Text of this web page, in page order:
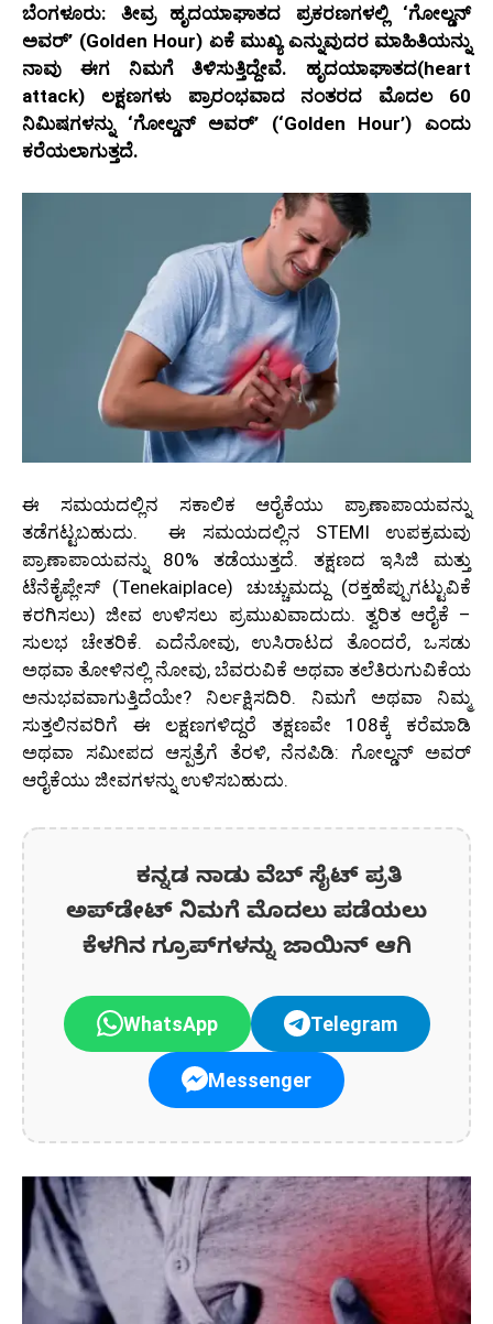
ಬೆಂಗಳೂರು: ತೀವ್ರ ಹೃದಯಾಘಾತದ ಪ್ರಕರಣಗಳಲ್ಲಿ ‘ಗೋಲ್ಡನ್
ಅವರ್’ (Golden Hour) ಏಕೆ ಮುಖ್ಯ ಎನ್ನುವುದರ ಮಾಹಿತಿಯನ್ನು
ನಾವು ಈಗ ನಿಮಗೆ ತಿಳಿಸುತ್ತಿದ್ದೇವೆ. ಹೃದಯಾಘಾತದ(heart
attack) ಲಕ್ಷಣಗಳು ಪ್ರಾರಂಭವಾದ ನಂತರದ ಮೊದಲ 60
ನಿಮಿಷಗಳನ್ನು ‘ಗೋಲ್ಡನ್ ಅವರ್’ (‘Golden Hour’) ಎಂದು
ಕರೆಯಲಾಗುತ್ತದೆ.
ಈ ಸಮಯದಲ್ಲಿನ ಸಕಾಲಿಕ ಆರೈಕೆಯು ಪ್ರಾಣಾಪಾಯವನ್ನು
ತಡೆಗಟ್ಟಬಹುದು. ಈ ಸಮಯದಲ್ಲಿನ STEMI ಉಪಕ್ರಮವು
ಪ್ರಾಣಾಪಾಯವನ್ನು 80% ತಡೆಯುತ್ತದೆ. ತಕ್ಷಣದ ಇಸಿಜಿ ಮತ್ತು
ಟೆನೆಕೈಪ್ಲೇಸ್ (Tenekaiplace) ಚುಚ್ಚುಮದ್ದು (ರಕ್ತಹೆಪ್ಪುಗಟ್ಟುವಿಕೆ
ಕರಗಿಸಲು) ಜೀವ ಉಳಿಸಲು ಪ್ರಮುಖವಾದುದು. ತ್ವರಿತ ಆರೈಕೆ –
ಸುಲಭ ಚೇತರಿಕೆ. ಎದೆನೋವು, ಉಸಿರಾಟದ ತೊಂದರೆ, ಒಸಡು
ಅಥವಾ ತೋಳಿನಲ್ಲಿ ನೋವು, ಬೆವರುವಿಕೆ ಅಥವಾ ತಲೆತಿರುಗುವಿಕೆಯ
ಅನುಭವವಾಗುತ್ತಿದೆಯೇ? ನಿರ್ಲಕ್ಷಿಸದಿರಿ. ನಿಮಗೆ ಅಥವಾ ನಿಮ್ಮ
ಸುತ್ತಲಿನವರಿಗೆ ಈ ಲಕ್ಷಣಗಳಿದ್ದರೆ ತಕ್ಷಣವೇ 108ಕ್ಕೆ ಕರೆಮಾಡಿ
ಅಥವಾ ಸಮೀಪದ ಆಸ್ಪತ್ರೆಗೆ ತೆರಳಿ, ನೆನಪಿಡಿ: ಗೋಲ್ಡನ್ ಅವರ್
ಆರೈಕೆಯು ಜೀವಗಳನ್ನು ಉಳಿಸಬಹುದು.
ಕನ್ನಡ ನಾಡು ವೆಬ್ ಸೈಟ್ ಪ್ರತಿ
ಅಪ್‌ಡೇಟ್‌ ನಿಮಗೆ ಮೊದಲು ಪಡೆಯಲು
ಕೆಳಗಿನ ಗ್ರೂಪ್‌ಗಳನ್ನು ಜಾಯಿನ್ ಆಗಿ
WhatsApp Telegram
Messenger